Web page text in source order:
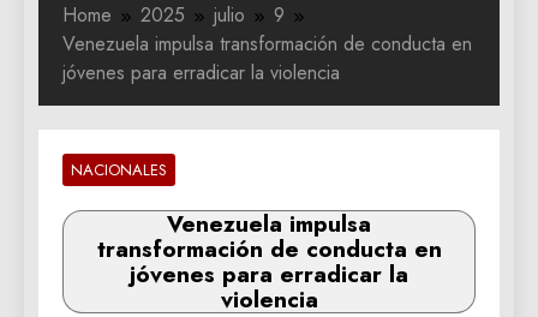
Home 2025 julio
9
Venezuela impulsa transformación de conducta en
jóvenes para erradicar la violencia
NACIONALES
Venezuela impulsa
transformación de conducta en
jóvenes para erradicar la
violencia